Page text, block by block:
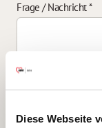
Diese Webseite
Frage / Nachricht*